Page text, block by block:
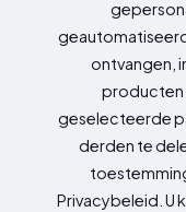
ontvangen,
producten
geselecteerde
derden te
Privacybeleid. U